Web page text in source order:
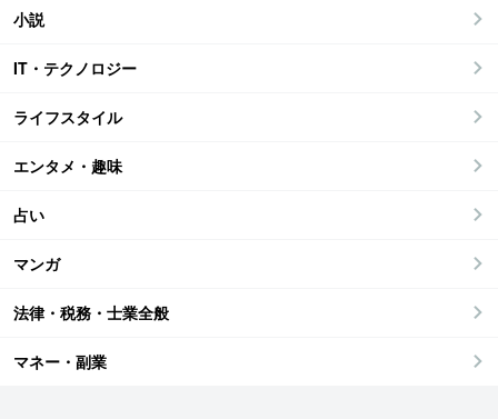
小説
IT・テクノロジー
ライフスタイル
エンタメ・趣味
占い
マンガ
法律・税務・士業全般
マネー・副業